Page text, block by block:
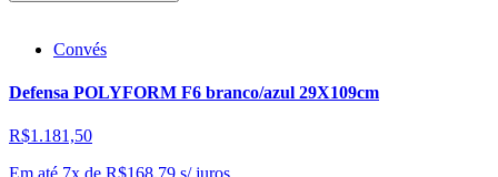
Convés
Defensa POLYFORM F6 branco/azul 29X109cm
R$1.181,50